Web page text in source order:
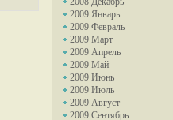
2009 Январь
2009 Февраль
2009 Март
2009 Апрель
2009 Май
2009 Июнь
2009 Июль
2009 Август
2009 Сентябрь